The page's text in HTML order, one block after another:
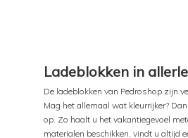
Ladeblokken in
De ladeblokken van Pedroshop zijn
Mag het allemaal wat kleurrijker?
op. Zo haalt u het vakantiegevoel
materialen beschikken, vindt u altijd